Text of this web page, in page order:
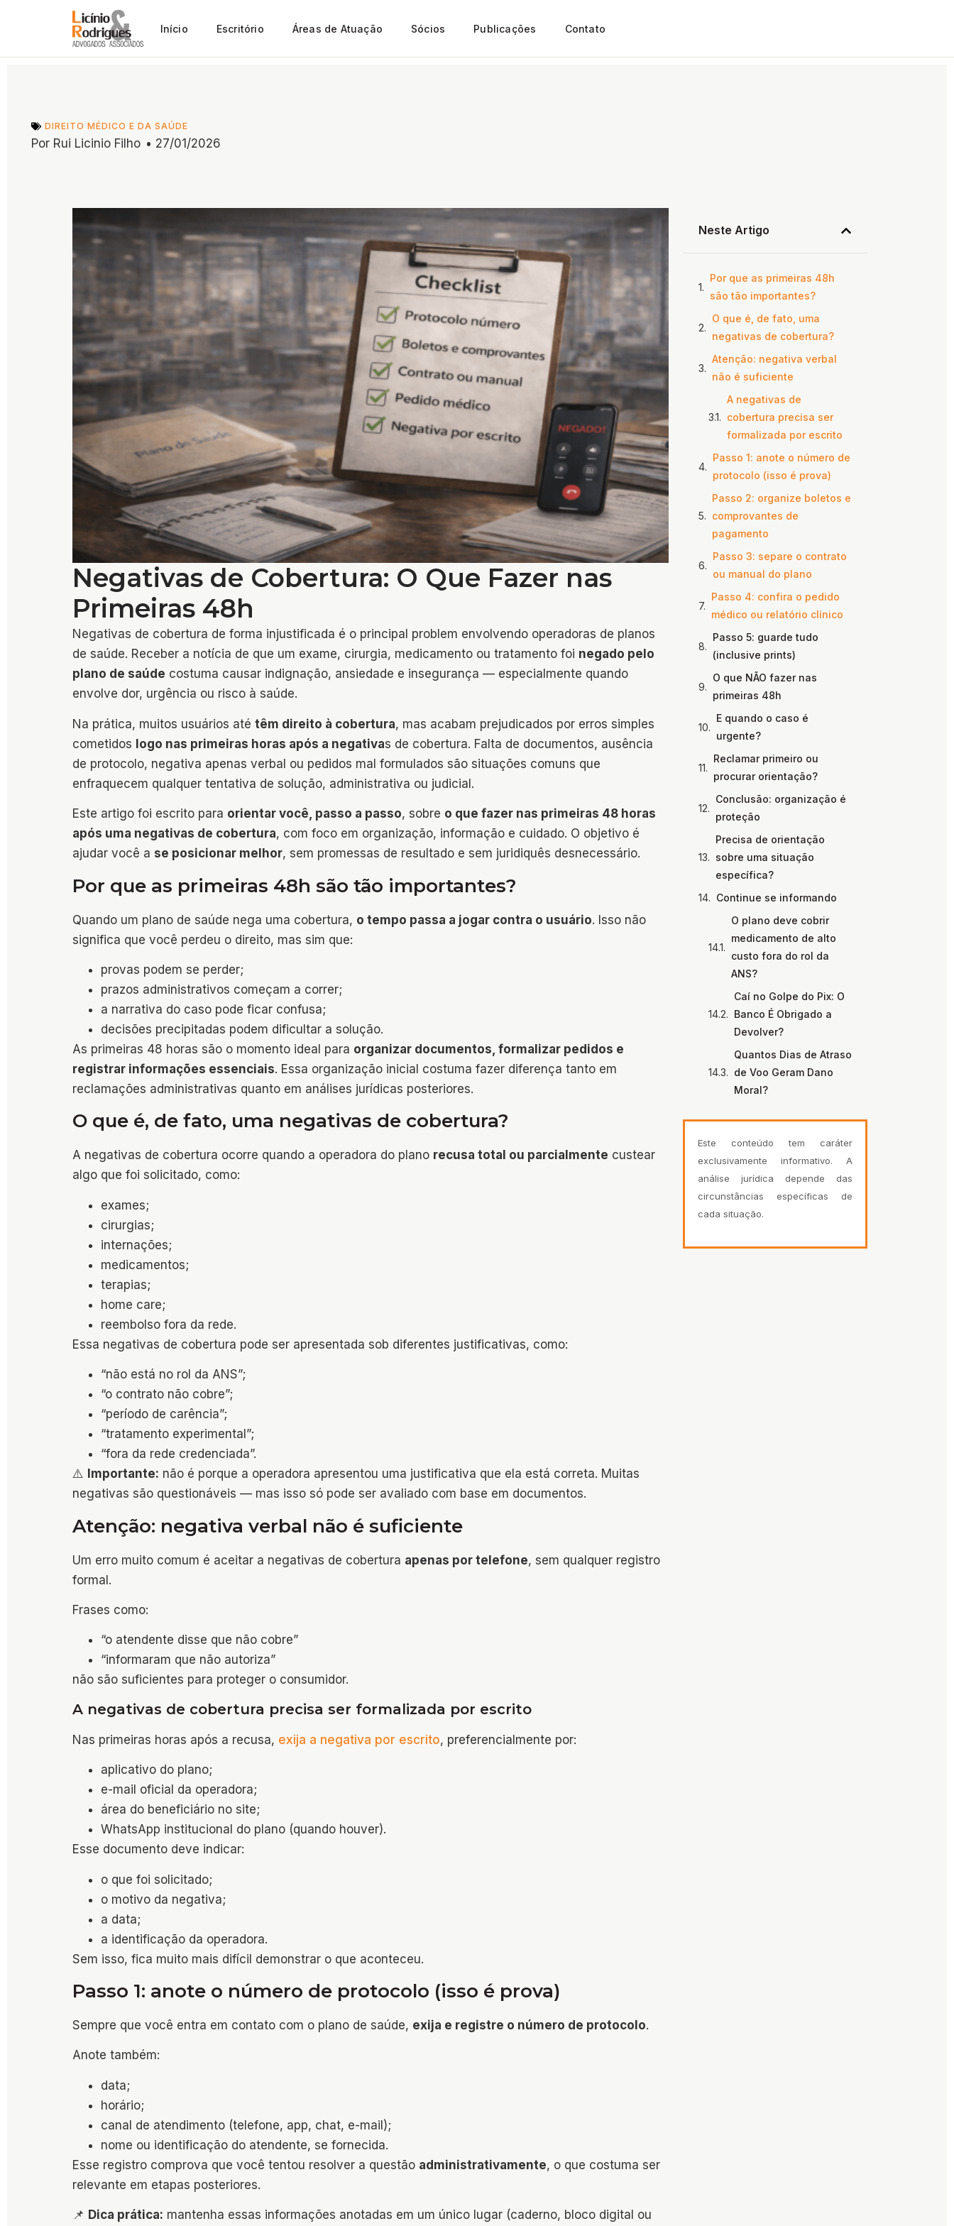
Início Escritório Áreas de Atuação Sócios Publicações Contato
DIREITO MÉDICO E DA SAÚDE
Por Rui Licinio Filho • 27/01/2026
Negativas de Cobertura: O Que Fazer nas
Primeiras 48h
Negativas de cobertura de forma injustificada é o principal problem envolvendo operadoras de planos
de saúde. Receber a notícia de que um exame, cirurgia, medicamento ou tratamento foi negado pelo
plano de saúde costuma causar indignação, ansiedade e insegurança — especialmente quando
envolve dor, urgência ou risco à saúde.
Na prática, muitos usuários até têm direito à cobertura, mas acabam prejudicados por erros simples
cometidos logo nas primeiras horas após a negativas de cobertura. Falta de documentos, ausência
de protocolo, negativa apenas verbal ou pedidos mal formulados são situações comuns que
enfraquecem qualquer tentativa de solução, administrativa ou judicial.
Este artigo foi escrito para orientar você, passo a passo, sobre o que fazer nas primeiras 48 horas
após uma negativas de cobertura, com foco em organização, informação e cuidado. O objetivo é
ajudar você a se posicionar melhor, sem promessas de resultado e sem juridiquês desnecessário.
Por que as primeiras 48h são tão importantes?
Quando um plano de saúde nega uma cobertura, o tempo passa a jogar contra o usuário. Isso não
significa que você perdeu o direito, mas sim que:
provas podem se perder;
prazos administrativos começam a correr;
a narrativa do caso pode ficar confusa;
decisões precipitadas podem dificultar a solução.
As primeiras 48 horas são o momento ideal para organizar documentos, formalizar pedidos e
registrar informações essenciais. Essa organização inicial costuma fazer diferença tanto em
reclamações administrativas quanto em análises jurídicas posteriores.
O que é, de fato, uma negativas de cobertura?
A negativas de cobertura ocorre quando a operadora do plano recusa total ou parcialmente custear
algo que foi solicitado, como:
exames;
cirurgias;
internações;
medicamentos;
terapias;
home care;
reembolso fora da rede.
Essa negativas de cobertura pode ser apresentada sob diferentes justificativas, como:
“não está no rol da ANS”;
“o contrato não cobre”;
“período de carência”;
“tratamento experimental”;
“fora da rede credenciada”.
⚠️ Importante: não é porque a operadora apresentou uma justificativa que ela está correta. Muitas
negativas são questionáveis — mas isso só pode ser avaliado com base em documentos.
Atenção: negativa verbal não é suficiente
Um erro muito comum é aceitar a negativas de cobertura apenas por telefone, sem qualquer registro
formal.
Frases como:
“o atendente disse que não cobre”
“informaram que não autoriza”
não são suficientes para proteger o consumidor.
A negativas de cobertura precisa ser formalizada por escrito
Nas primeiras horas após a recusa, exija a negativa por escrito, preferencialmente por:
aplicativo do plano;
e-mail oficial da operadora;
área do beneficiário no site;
WhatsApp institucional do plano (quando houver).
Esse documento deve indicar:
o que foi solicitado;
o motivo da negativa;
a data;
a identificação da operadora.
Sem isso, fica muito mais difícil demonstrar o que aconteceu.
Passo 1: anote o número de protocolo (isso é prova)
Sempre que você entra em contato com o plano de saúde, exija e registre o número de protocolo.
Anote também:
data;
horário;
canal de atendimento (telefone, app, chat, e-mail);
nome ou identificação do atendente, se fornecida.
Esse registro comprova que você tentou resolver a questão administrativamente, o que costuma ser
relevante em etapas posteriores.
📌 Dica prática: mantenha essas informações anotadas em um único lugar (caderno, bloco digital ou
Neste Artigo
Por que as primeiras 48h
são tão importantes?
O que é, de fato, uma
negativas de cobertura?
Atenção: negativa verbal
não é suficiente
A negativas de
cobertura precisa ser
formalizada por escrito
Passo 1: anote o número de
protocolo (isso é prova)
Passo 2: organize boletos e
comprovantes de
pagamento
Passo 3: separe o contrato
ou manual do plano
Passo 4: confira o pedido
médico ou relatório clínico
Passo 5: guarde tudo
(inclusive prints)
O que NÃO fazer nas
primeiras 48h
E quando o caso é
urgente?
Reclamar primeiro ou
procurar orientação?
Conclusão: organização é
proteção
Precisa de orientação
sobre uma situação
específica?
Continue se informando
O plano deve cobrir
medicamento de alto
custo fora do rol da
ANS?
Caí no Golpe do Pix: O
Banco É Obrigado a
Devolver?
Quantos Dias de Atraso
de Voo Geram Dano
Moral?
Este conteúdo tem caráter
exclusivamente informativo. A
análise jurídica depende das
circunstâncias específicas de
cada situação.